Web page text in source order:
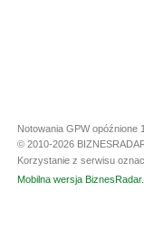
Notowania GPW opóźnione
© 2010-2026
Korzystanie z serwisu
Mobilna wersja